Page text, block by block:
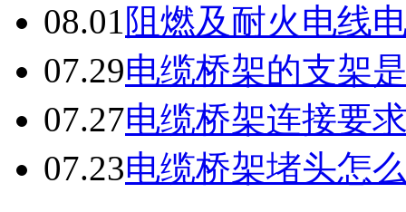
08.01 阻燃及耐火电线
07.29电缆桥架的支架
07.27电缆桥架连接要
07.23电缆桥架堵头怎